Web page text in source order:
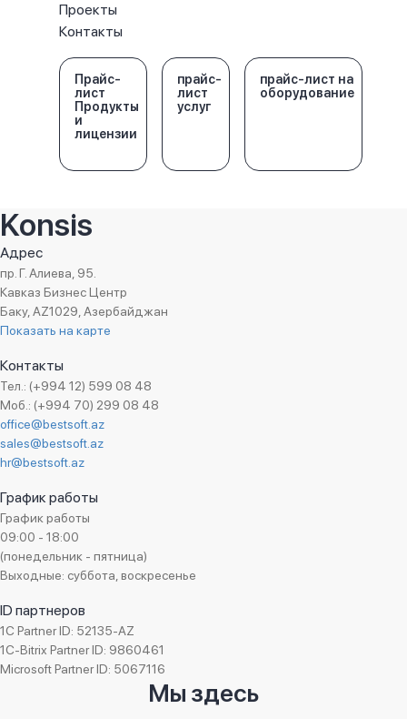
Проекты
Контакты
Прайс-
лист
Продукты
и
лицензии
прайс-
лист
услуг
прайс-лист на
оборудование
Konsis
Адрес
пр. Г. Алиева, 95.
Кавказ Бизнес Центр
Баку, AZ1029, Азербайджан
Показать на карте
Контакты
Тел.: (+994 12) 599 08 48
Моб.: (+994 70) 299 08 48
office@bestsoft.az
sales@bestsoft.az
hr@bestsoft.az
График работы
График работы
09:00 - 18:00
(понедельник - пятница)
Выходные: суббота, воскресенье
ID партнеров
1C Partner ID: 52135-AZ
1C-Bitrix Partner ID: 9860461
Microsoft Partner ID: 5067116
Мы здесь